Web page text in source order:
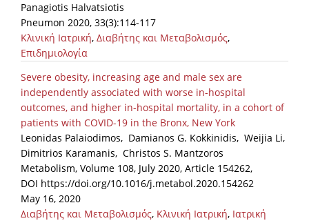
EKT Websites
Projects
Services
Publications
Annual Reports
Publications for R&D Metrics & Indicators
Publications for Libraries
Informational Publications
Panagiotis Halvatsiotis
Pneumon 2020, 33(3):114-117
Κλινική Ιατρική, Διαβήτης και Μεταβολισμός,
Επιδημιολογία
Severe obesity, increasing age and male sex are
independently associated with worse in-hospital
outcomes, and higher in-hospital mortality, in a cohort of
patients with COVID-19 in the Bronx, New York
Leonidas Palaiodimos, Damianos G. Kokkinidis, Weijia Li,
Dimitrios Karamanis, Christos S. Mantzoros
Metabolism, Volume 108, July 2020, Article 154262,
DOI https://doi.org/10.1016/j.metabol.2020.154262
May 16, 2020
Διαβήτης και Μεταβολισμός, Κλινική Ιατρική, Ιατρική